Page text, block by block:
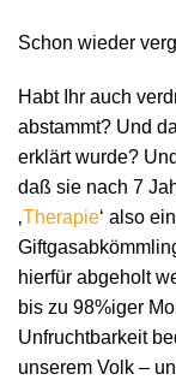
Schon wieder
Habt Ihr auch
abstammt? Und
erklärt wurde?
daß sie nach 7
‚Therapie‘ also
hierfür abgeholt
bis zu 98%iger
Unfruchtbarkeit
unserem Volk –